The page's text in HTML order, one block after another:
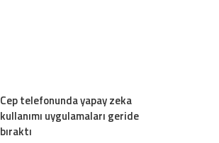
Cep telefonunda yapay zeka
kullanımı uygulamaları geride
bıraktı